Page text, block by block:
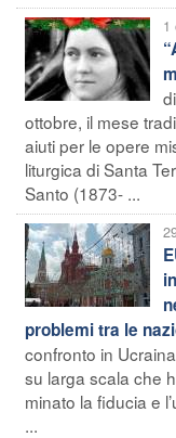
1
ottobre, il mese
aiuti per le opere
liturgica di Santa
Santo (1873- ...
problemi tra le
confronto in
su larga scala che
minato la fiducia e
...